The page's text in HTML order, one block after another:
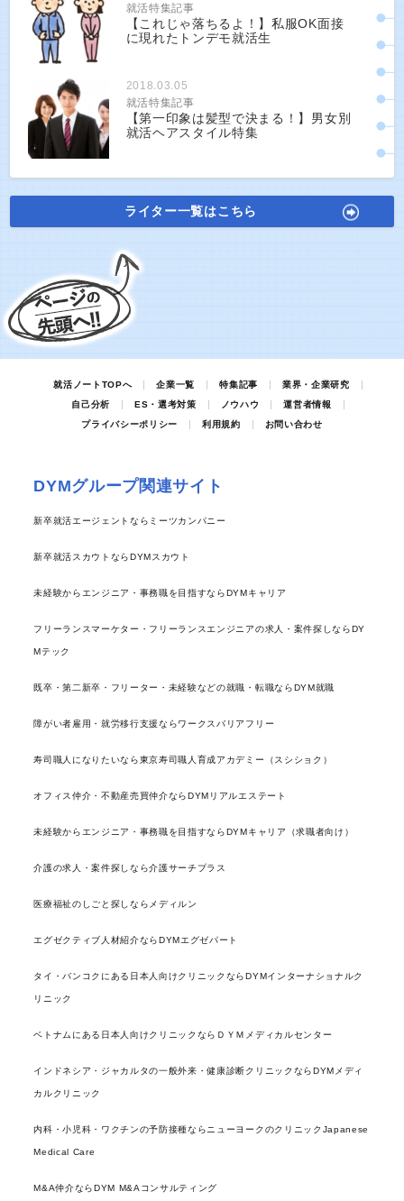
就活特集記事
【これじゃ落ちるよ！】私服OK面接
に現れたトンデモ就活生
2018.03.05
就活特集記事
【第一印象は髪型で決まる！】男女別
就活ヘアスタイル特集
ライター一覧はこちら
就活ノートTOPへ 企業一覧 特集記事
業界・企業研究
自己分析
ES・選考対策 ノウハウ
運営者情報
プライバシーポリシー
利用規約 お問い合わせ
DYMグループ関連サイト
新卒就活エージェントならミーツカンパニー
新卒就活スカウトならDYMスカウト
未経験からエンジニア・事務職を目指すならDYMキャリア
フリーランスマーケター・フリーランスエンジニアの求人・案件探しならDY
Mテック
既卒・第二新卒・フリーター・未経験などの就職・転職ならDYM就職
障がい者雇用・就労移行支援ならワークスバリアフリー
寿司職人になりたいなら東京寿司職人育成アカデミー（スシショク）
オフィス仲介・不動産売買仲介ならDYMリアルエステート
未経験からエンジニア・事務職を目指すならDYMキャリア（求職者向け）
介護の求人・案件探しなら介護サーチプラス
医療福祉のしごと探しならメディルン
エグゼクティブ人材紹介ならDYMエグゼパート
タイ・バンコクにある日本人向けクリニックならDYMインターナショナルク
リニック
ベトナムにある日本人向けクリニックならＤＹＭメディカルセンター
インドネシア・ジャカルタの一般外来・健康診断クリニックならDYMメディ
カルクリニック
内科・小児科・ワクチンの予防接種ならニューヨークのクリニックJapanese
Medical Care
M&A仲介ならDYM M&Aコンサルティング